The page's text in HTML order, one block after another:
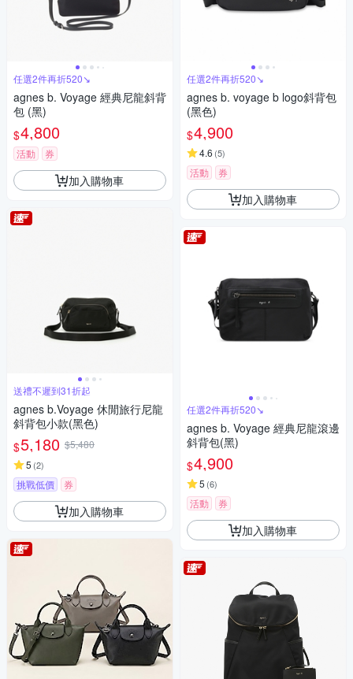
任選2件再折520↘
agnes b. Voyage 經典尼龍斜背
包 (黑)
$4,800
活動 券
加入購物車
送禮不遲到31折起
agnes b.Voyage 休閒旅行尼龍
斜背包小款(黑色)
$5,180 $5,480
5 (2)
挑戰低價 券
加入購物車
任選2件再折520↘
agnes b. voyage b logo斜背包
(黑色)
$4,900
4.6 (5)
活動 券
加入購物車
任選2件再折520↘
agnes b. Voyage 經典尼龍滾邊
斜背包(黑)
$4,900
5 (6)
活動 券
加入購物車